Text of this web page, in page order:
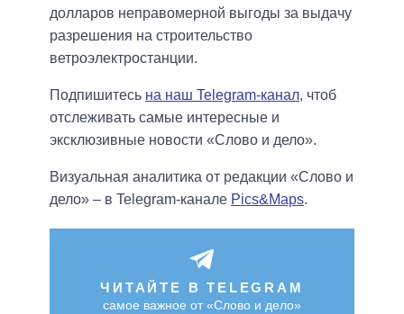
долларов неправомерной выгоды за выдачу
разрешения на строительство
ветроэлектростанции.
Подпишитесь на наш Telegram-канал, чтоб
отслеживать самые интересные и
эксклюзивные новости «Слово и дело».
Визуальная аналитика от редакции «Слово и
дело» – в Telegram-канале Pics&Maps.
ЧИТАЙТЕ В TELEGRAM
самое важное от «Слово и дело»